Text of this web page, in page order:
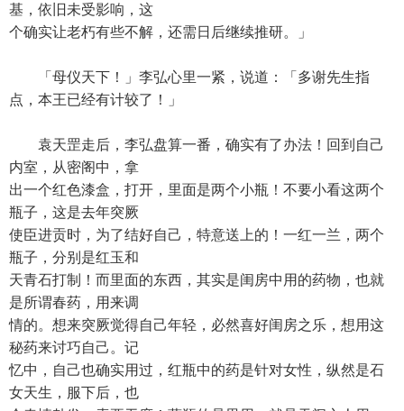
基，依旧未受影响，这
个确实让老朽有些不解，还需日后继续推研。」
「母仪天下！」李弘心里一紧，说道：「多谢先生指
点，本王已经有计较了！」
袁天罡走后，李弘盘算一番，确实有了办法！回到自己
内室，从密阁中，拿
出一个红色漆盒，打开，里面是两个小瓶！不要小看这两个
瓶子，这是去年突厥
使臣进贡时，为了结好自己，特意送上的！一红一兰，两个
瓶子，分别是红玉和
天青石打制！而里面的东西，其实是闺房中用的药物，也就
是所谓春药，用来调
情的。想来突厥觉得自己年轻，必然喜好闺房之乐，想用这
秘药来讨巧自己。记
忆中，自己也确实用过，红瓶中的药是针对女性，纵然是石
女天生，服下后，也